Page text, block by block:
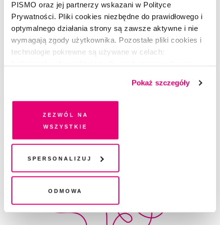
PISMO oraz jej partnerzy wskazani w Polityce
Prywatności. Pliki cookies niezbędne do prawidłowego i
optymalnego działania strony są zawsze aktywne i nie
wymagają zgody użytkownika. Pozostałe pliki cookies i
technologie pokrewne są używane w celach:
dobrowolną zgodę na pliki cookies i technologie
pokrewne, zgadzasz się na przechowywanie informacji
na Twoim urządzeniu końcowym lub dostęp do niego i
przetwarzanie danych. Zgodę na wszystkie lub niektóre
chwili wycofać lub ponowić w zakładce "Ustawienia
plików cookie". Wycofanie zgody nie wpływa na
legalność przetwarzania danych przed jej wycofaniem
Pokaż szczegóły
Zezwól na
wszystkie
Spersonalizuj
Odmowa
MARIANNA KIJANOWSKA